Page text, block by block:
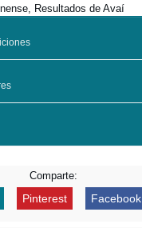
Resultados de Avaí
Comparte:
Pinterest Facebook